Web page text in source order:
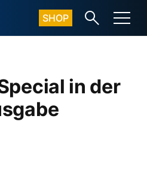
SHOP
in der